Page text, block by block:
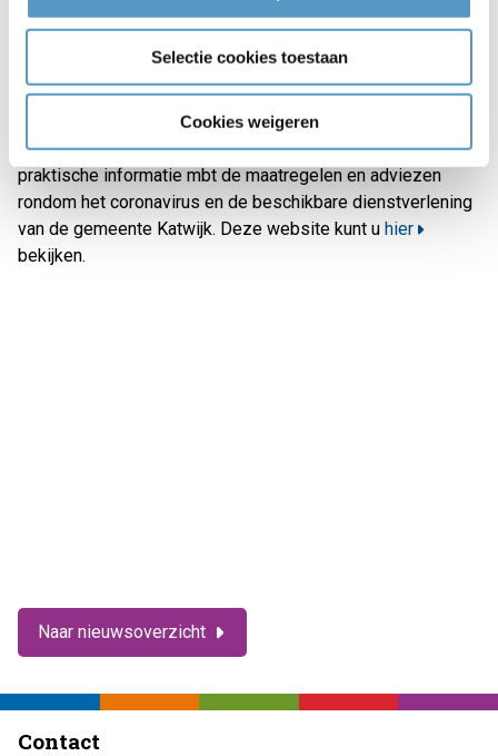
Selectie cookies toestaan
Cookies weigeren
Volg ons onze facebookpaginaWelzijnskwartier zodat u
betekenen. Op deze pagina plaatsen we diverse berichtjes,
foto's en filmpjes over onze activiteiten.
Ook de website van de gemeente Katwijk bevat allerlei
praktische informatie mbt de maatregelen en adviezen
rondom het coronavirus en de beschikbare dienstverlening
van de gemeente Katwijk. Deze website kunt u hier
bekijken.
Naar nieuwsoverzicht
Contact